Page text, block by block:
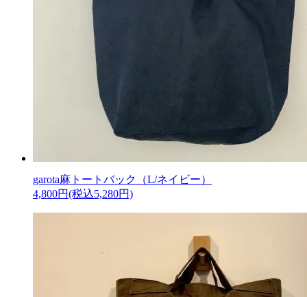
garota麻トートバック（L/ネイビー）
4,800円(税込5,280円)